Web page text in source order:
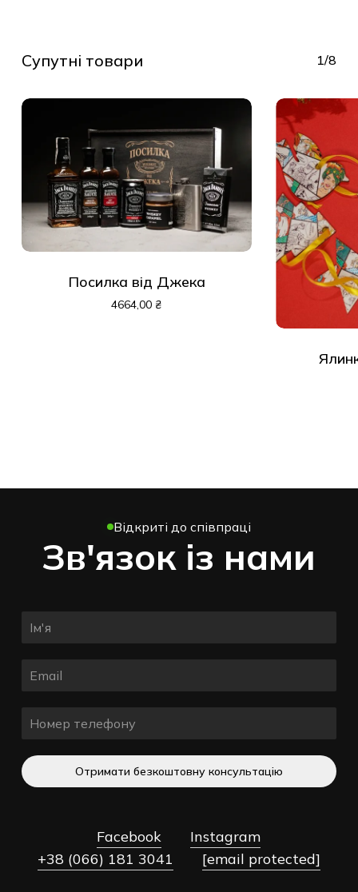
Супутні товари 1/8
Посилка від Джека
4664,00 ₴
Відкриті до співпраці
Зв'язок із нами
Отримати безкоштовну консультацію
Facebook
Instagram
+38 (066) 181 3041
[email protected]